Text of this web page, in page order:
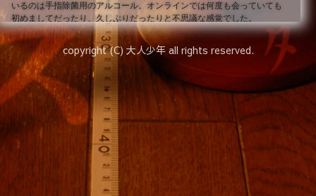
いるのは手指除菌用のアルコール。オンラインでは何度も会っていても
初めましてだったり、久しぶりだったりと不思議な感覚でした。
雨が降ったり止んだりする中、いい歳した大人が公園で飲みながら雑談
しているというのは外から見たらなんとも不思議な光景ですが、それも
含めて楽しかったです。
ひとしきり歓談したのちは園内を散策。
ちょうど雨も止み、静かな公園の中を歩きました。目的なく歩いていた
らバラ園を発見、雨上がりのしずる感や水滴がキレイと撮影会に。
copyright (C) 大人少年 all rights reserved.